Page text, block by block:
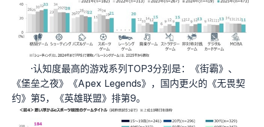
·认知度最高的游戏系列TOP3分别是：《街霸》、
《堡垒之夜》《Apex Legends》，国内更火的《无畏契
约》第5，《英雄联盟》排第9。